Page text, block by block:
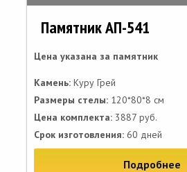
Памятник АП-541
Цена указана за памятник
Камень: Куру Грей
Размеры стелы: 120*80*8 см
Цена комплекта: 3887 руб.
Срок изготовления: 60 дней
Подробнее